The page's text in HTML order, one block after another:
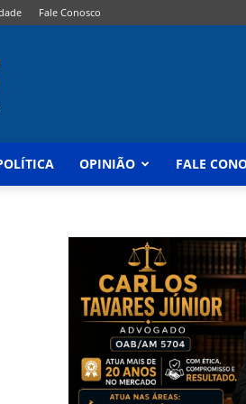
Fale Conosco
OPINIÃO FALE